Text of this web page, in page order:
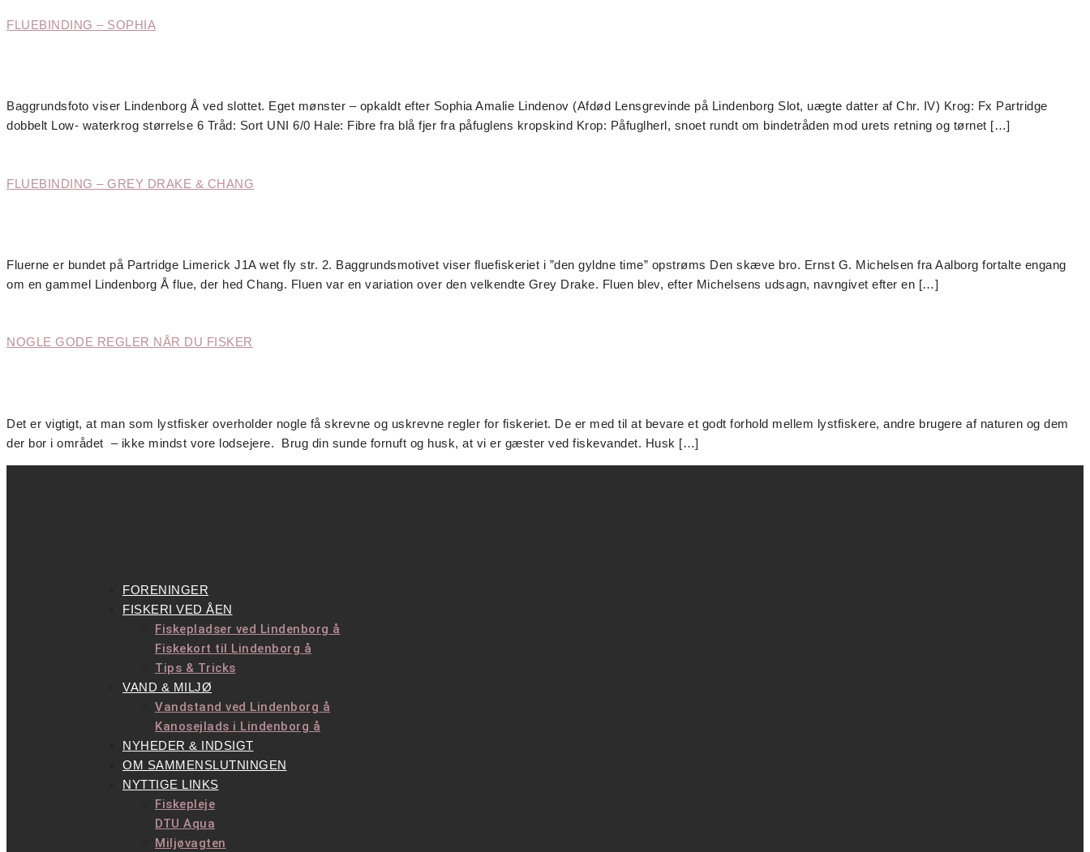
FLUEBINDING – SOPHIA
Baggrundsfoto viser Lindenborg Å ved slottet. Eget mønster – opkaldt efter Sophia Amalie Lindenov (Afdød Lensgrevinde på Lindenborg Slot, uægte datter af Chr. IV) Krog: Fx Partridge
dobbelt Low- waterkrog størrelse 6 Tråd: Sort UNI 6/0 Hale: Fibre fra blå fjer fra påfuglens kropskind Krop: Påfuglherl, snoet rundt om bindetråden mod urets retning og tørnet […]
FLUEBINDING – GREY DRAKE & CHANG
Fluerne er bundet på Partridge Limerick J1A wet fly str. 2. Baggrundsmotivet viser fluefiskeriet i ”den gyldne time” opstrøms Den skæve bro. Ernst G. Michelsen fra Aalborg fortalte engang
om en gammel Lindenborg Å flue, der hed Chang. Fluen var en variation over den velkendte Grey Drake. Fluen blev, efter Michelsens udsagn, navngivet efter en […]
NOGLE GODE REGLER NÅR DU FISKER
Det er vigtigt, at man som lystfisker overholder nogle få skrevne og uskrevne regler for fiskeriet. De er med til at bevare et godt forhold mellem lystfiskere, andre brugere af naturen og dem
der bor i området – ikke mindst vore lodsejere. Brug din sunde fornuft og husk, at vi er gæster ved fiskevandet. Husk […]
FORENINGER
FISKERI VED ÅEN
Fiskepladser ved Lindenborg å
Fiskekort til Lindenborg å
Tips & Tricks
VAND & MILJØ
Vandstand ved Lindenborg å
Kanosejlads i Lindenborg å
NYHEDER & INDSIGT
OM SAMMENSLUTNINGEN
NYTTIGE LINKS
Fiskepleje
DTU Aqua
Miljøvagten